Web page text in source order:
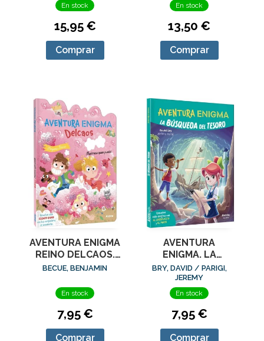
En stock
15,95 €
Comprar
En stock
13,50 €
Comprar
AVENTURA ENIGMA
REINO DELCAOS.
ESPUMESE QUIEN
BECUE, BENJAMIN
En stock
7,95 €
Comprar
AVENTURA
ENIGMA. LA
BUSQUEDA DEL
TESORO
BRY, DAVID / PARIGI,
JEREMY
En stock
7,95 €
Comprar